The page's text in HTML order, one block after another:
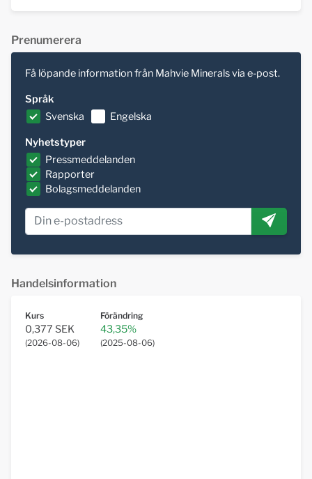
Prenumerera
Få löpande information från Mahvie Minerals via e-post.
Språk
Svenska
Engelska
Nyhetstyper
Pressmeddelanden
Rapporter
Bolagsmeddelanden
Handelsinformation
Kurs
0,377 SEK
(2026-08-06)
Förändring
43,35%
(2025-08-06)